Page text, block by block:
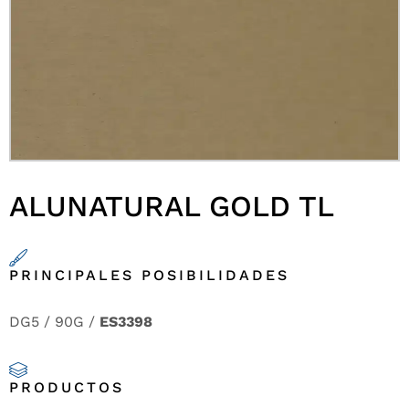
ALUNATURAL GOLD TL
PRINCIPALES POSIBILIDADES
DG5 / 90G / ES3398
PRODUCTOS